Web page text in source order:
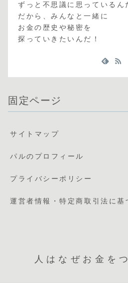
ずっと不思議に思っているん
だから、みんなと一緒に
お金の歴史や秘密を
探っていきたいんだ！
固定ページ
サイトマップ
パルのプロフィール
プライバシーポリシー
運営者情報・特定商取引法に基
人はなぜお金を